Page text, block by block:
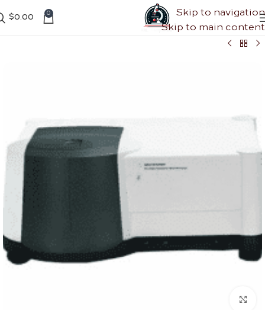
Skip to navigation
Skip to main content
0
$0.00